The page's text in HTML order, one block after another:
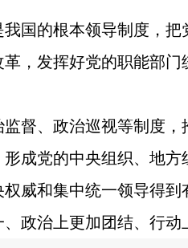
国的根本领导制度，
，发挥好党的职能部
督、政治巡视等制度
形成党的中央组织、地
威和集中统一领导得
政治上更加团结、行动